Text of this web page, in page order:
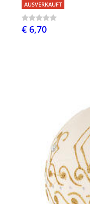
AUSVERKAUFT
€ 6,70